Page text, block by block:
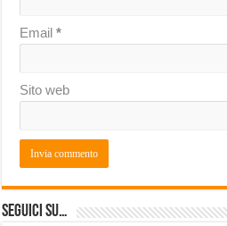
Email*
Sito web
Seguici su…